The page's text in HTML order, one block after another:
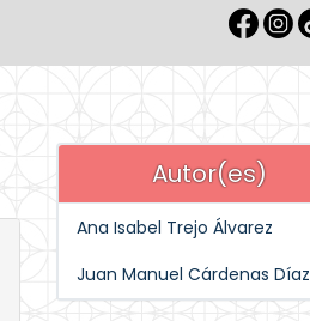
Autor(es)
Ana Isabel Trejo Álvarez
Juan Manuel Cárdenas Díaz